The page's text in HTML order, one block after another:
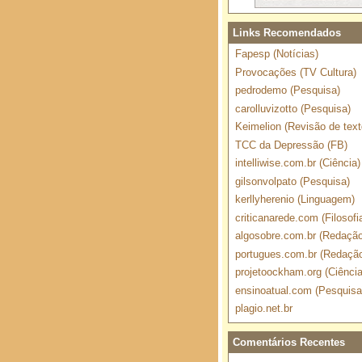
Links Recomendados
Fapesp (Notícias)
Provocações (TV Cultura)
pedrodemo (Pesquisa)
carolluvizotto (Pesquisa)
Keimelion (Revisão de
TCC da Depressão (FB)
intelliwise.com.br (Ciência)
gilsonvolpato (Pesquisa)
kerllyherenio (Linguagem)
criticanarede.com
algosobre.com.br
portugues.com.br
projetoockham.org
ensinoatual.com
plagio.net.br
Comentários Recentes